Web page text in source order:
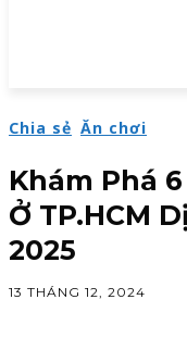
Chia sẻ Ăn chơi
Khám Phá
Ở TP.HCM
2025
13 THÁNG 12, 2024